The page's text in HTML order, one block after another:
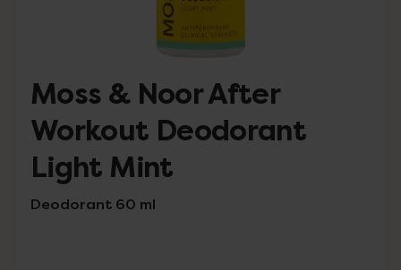
Moss & Noor After
Workout Deodorant
Light Mint
Deodorant 60 ml